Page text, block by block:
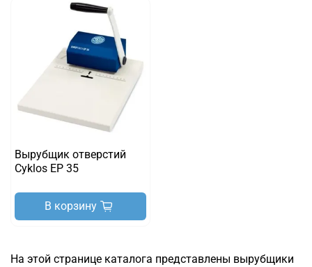
Вырубщик отверстий
Cyklos EP 35
В корзину
На этой странице каталога представлены вырубщики